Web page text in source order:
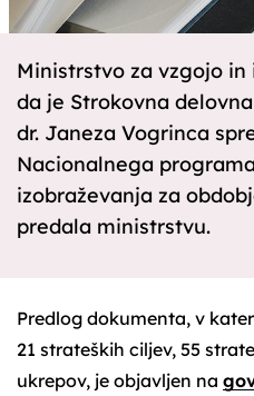
Ministrstvo za vzgojo in
da je Strokovna
dr. Janeza Vogrinca
Nacionalnega
izobraževanja za
predala ministrstvu.
Predlog dokumenta, v
21 strateških ciljev, 55
ukrepov, je objavljen na